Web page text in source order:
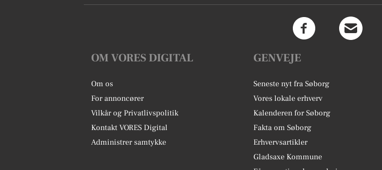
OM VORES DIGITAL
Om os
For annoncører
Vilkår og Privatlivspolitik
Kontakt VORES Digital
Administrer samtykke
GENVEJE
Seneste nyt fra Søborg
Vores lokale erhverv
Kalenderen for Søborg
Fakta om Søborg
Erhvervsartikler
Gladsaxe Kommune